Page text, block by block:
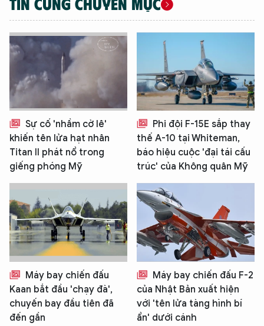
Sự cố 'nhầm cờ lê'
khiến tên lửa hạt nhân
Titan II phát nổ trong
giếng phóng Mỹ
Phi đội F-15E sắp thay
thế A-10 tại Whiteman,
báo hiệu cuộc 'đại tái cấu
trúc' của Không quân Mỹ
Máy bay chiến đấu
Kaan bắt đầu 'chạy đà',
chuyến bay đầu tiên đã
đến gần
Máy bay chiến đấu F-2
của Nhật Bản xuất hiện
với 'tên lửa tàng hình bí
ẩn' dưới cánh
XIN CHÀO,
TÔI LÀ CHATBOT CỦA
Hãy hỏi tôi bất kỳ điều gì bạn cần biết về
An Ninh Thủ Đô nhé. Tôi sẵn sàng hỗ trợ!